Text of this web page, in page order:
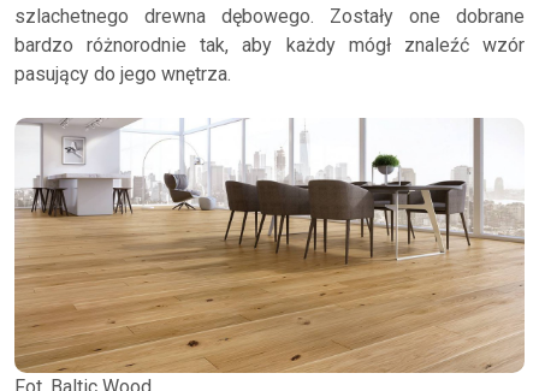
szlachetnego drewna dębowego. Zostały one dobrane
bardzo różnorodnie tak, aby każdy mógł znaleźć wzór
pasujący do jego wnętrza.